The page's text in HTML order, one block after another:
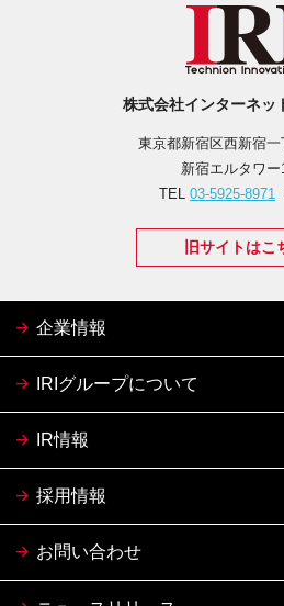
株式会社インターネッ
東京都新宿区西新宿
新宿エルタワー
TEL 03-5925-8971
旧サイトはこ
企業情報
IRIグループについて
IR情報
採用情報
お問い合わせ